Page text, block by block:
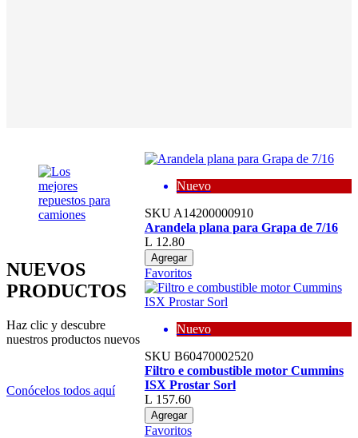
NUEVOS
PRODUCTOS
Haz clic y descubre
nuestros productos nuevos
Conócelos todos aquí
Nuevo
SKU A14200000910
Arandela plana para Grapa de 7/16
L 12.80
Agregar
Favoritos
Nuevo
SKU B60470002520
Filtro e combustible motor Cummins
ISX Prostar Sorl
L 157.60
Agregar
Favoritos